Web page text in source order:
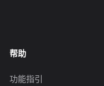
帮助
功能指引